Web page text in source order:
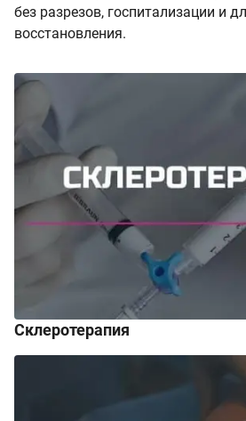
без разрезов, госпитализации и
восстановления.
Склеротерапия